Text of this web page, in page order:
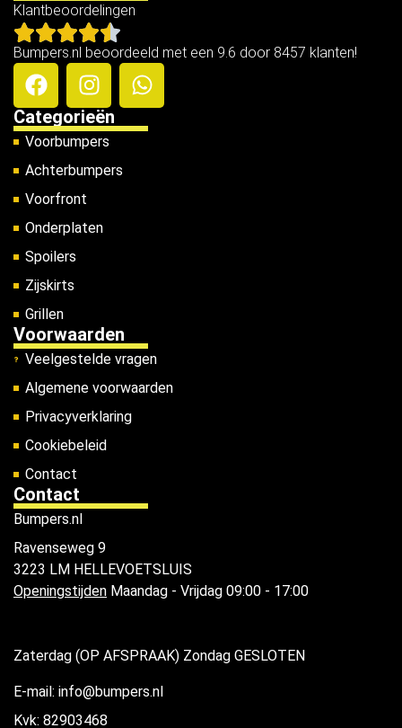
Klantbeoordelingen
Bumpers.nl beoordeeld met een 9.6 door 8457 klanten!
Categorieën
Voorbumpers
Achterbumpers
Voorfront
Onderplaten
Spoilers
Zijskirts
Grillen
Voorwaarden
Veelgestelde vragen
Algemene voorwaarden
Privacyverklaring
Cookiebeleid
Contact
Contact
Bumpers.nl
Ravenseweg 9
3223 LM HELLEVOETSLUIS
Openingstijden Maandag - Vrijdag 09:00 - 17:00
Zaterdag (OP AFSPRAAK) Zondag GESLOTEN
E-mail: info@bumpers.nl
Kvk: 82903468